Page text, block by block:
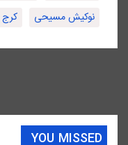
نوکیش مسیحی
کرج
YOU MISSED